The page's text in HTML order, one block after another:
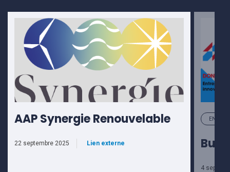
AAP Synergie Renouvelable
22 septembre 2025 Lien externe
4